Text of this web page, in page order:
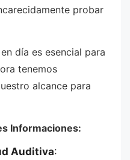
probar
día es esencial para
tenemos
alcance para
Informaciones:
Auditiva: